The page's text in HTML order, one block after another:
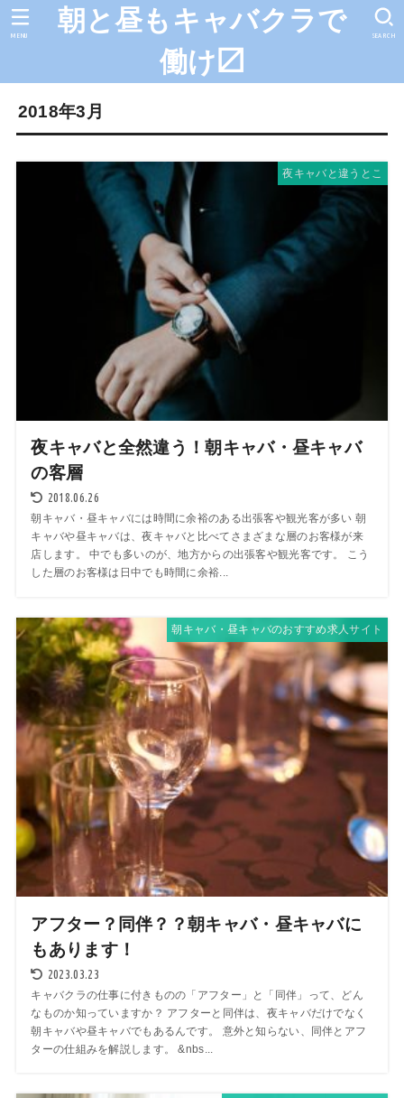
朝と昼もキャバクラで
働け〼
SEARCH
MENU
2018年3月
夜キャバと違うとこ
夜キャバと全然違う！朝キャバ・昼キャバ
の客層
2018.06.26
朝キャバ・昼キャバには時間に余裕のある出張客や観光客が多い 朝
キャバや昼キャバは、夜キャバと比べてさまざまな層のお客様が来
店します。 中でも多いのが、地方からの出張客や観光客です。 こう
した層のお客様は日中でも時間に余裕...
朝キャバ・昼キャバのおすすめ求人サイト
アフター？同伴？？朝キャバ・昼キャバに
もあります！
2023.03.23
キャバクラの仕事に付きものの「アフター」と「同伴」って、どん
なものか知っていますか？ アフターと同伴は、夜キャバだけでなく
朝キャバや昼キャバでもあるんです。 意外と知らない、同伴とアフ
ターの仕組みを解説します。 &nbs...